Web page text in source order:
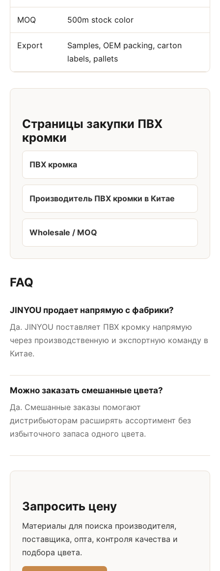
MOQ 500m stock color
Export
Samples, OEM packing, carton
labels, pallets
Страницы закупки ПВХ
кромки
ПВХ кромка
Производитель ПВХ кромки в Китае
Wholesale / MOQ
FAQ
JINYOU продает напрямую с фабрики?
Да. JINYOU поставляет ПВХ кромку напрямую
через производственную и экспортную команду в
Китае.
Можно заказать смешанные цвета?
Да. Смешанные заказы помогают
дистрибьюторам расширять ассортимент без
избыточного запаса одного цвета.
Запросить цену
Материалы для поиска производителя,
поставщика, опта, контроля качества и
подбора цвета.